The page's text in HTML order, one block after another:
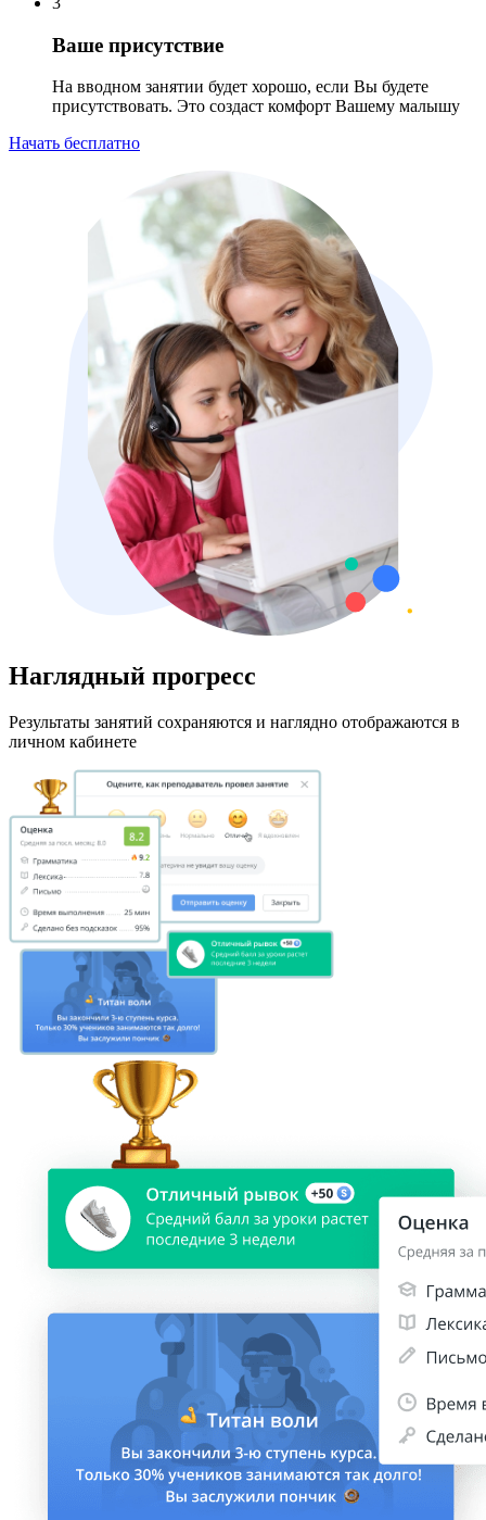
Ваше присутствие
На вводном занятии будет хорошо, если Вы будете
присутствовать. Это создаст комфорт Вашему малышу
Начать бесплатно
Наглядный прогресс
Результаты занятий сохраняются и наглядно отображаются в
личном кабинете